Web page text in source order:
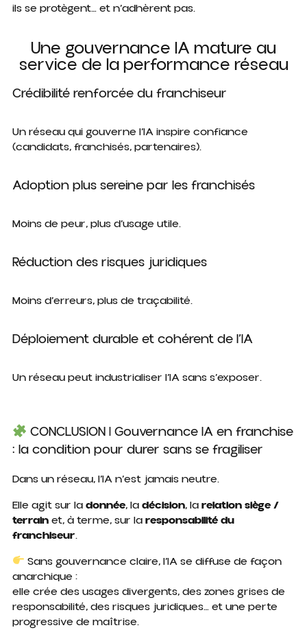
ils se protègent… et n’adhèrent pas.
Une gouvernance IA mature au
service de la performance réseau
Crédibilité renforcée du franchiseur
Un réseau qui gouverne l’IA inspire confiance
(candidats, franchisés, partenaires).
Adoption plus sereine par les franchisés
Moins de peur, plus d’usage utile.
Réduction des risques juridiques
Moins d’erreurs, plus de traçabilité.
Déploiement durable et cohérent de l’IA
Un réseau peut industrialiser l’IA sans s’exposer.
CONCLUSION | Gouvernance IA en franchise
: la condition pour durer sans se fragiliser
Dans un réseau, l’IA n’est jamais neutre.
Elle agit sur ladonnée, ladécision, larelation siège /
terrainet, à terme, sur laresponsabilité du
franchiseur.
Sans gouvernance claire, l’IA se diffuse de façon
anarchique :
elle crée des usages divergents, des zones grises de
responsabilité, des risques juridiques… et une perte
progressive de maîtrise.